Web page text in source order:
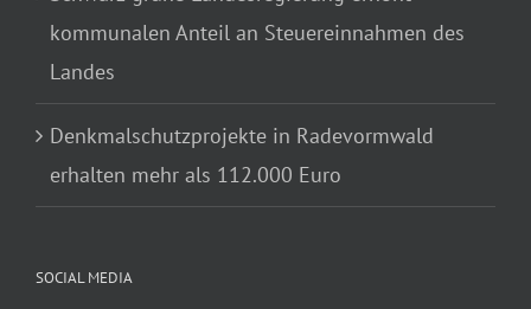
kommunalen Anteil an Steuereinnahmen des
Landes
Denkmalschutzprojekte in Radevormwald
erhalten mehr als 112.000 Euro
SOCIAL MEDIA